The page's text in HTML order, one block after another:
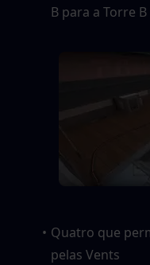
B para a Torre B
Quatro que
pelas Vents